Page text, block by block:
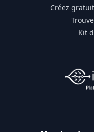
Créez
Kit